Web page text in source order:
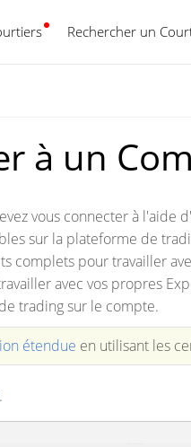
Rechercher un
à un
vous connecter à l'aide
sur la plateforme de
complets pour travailler
avec vos propres
trading sur le compte.
étendue en utilisant les
.